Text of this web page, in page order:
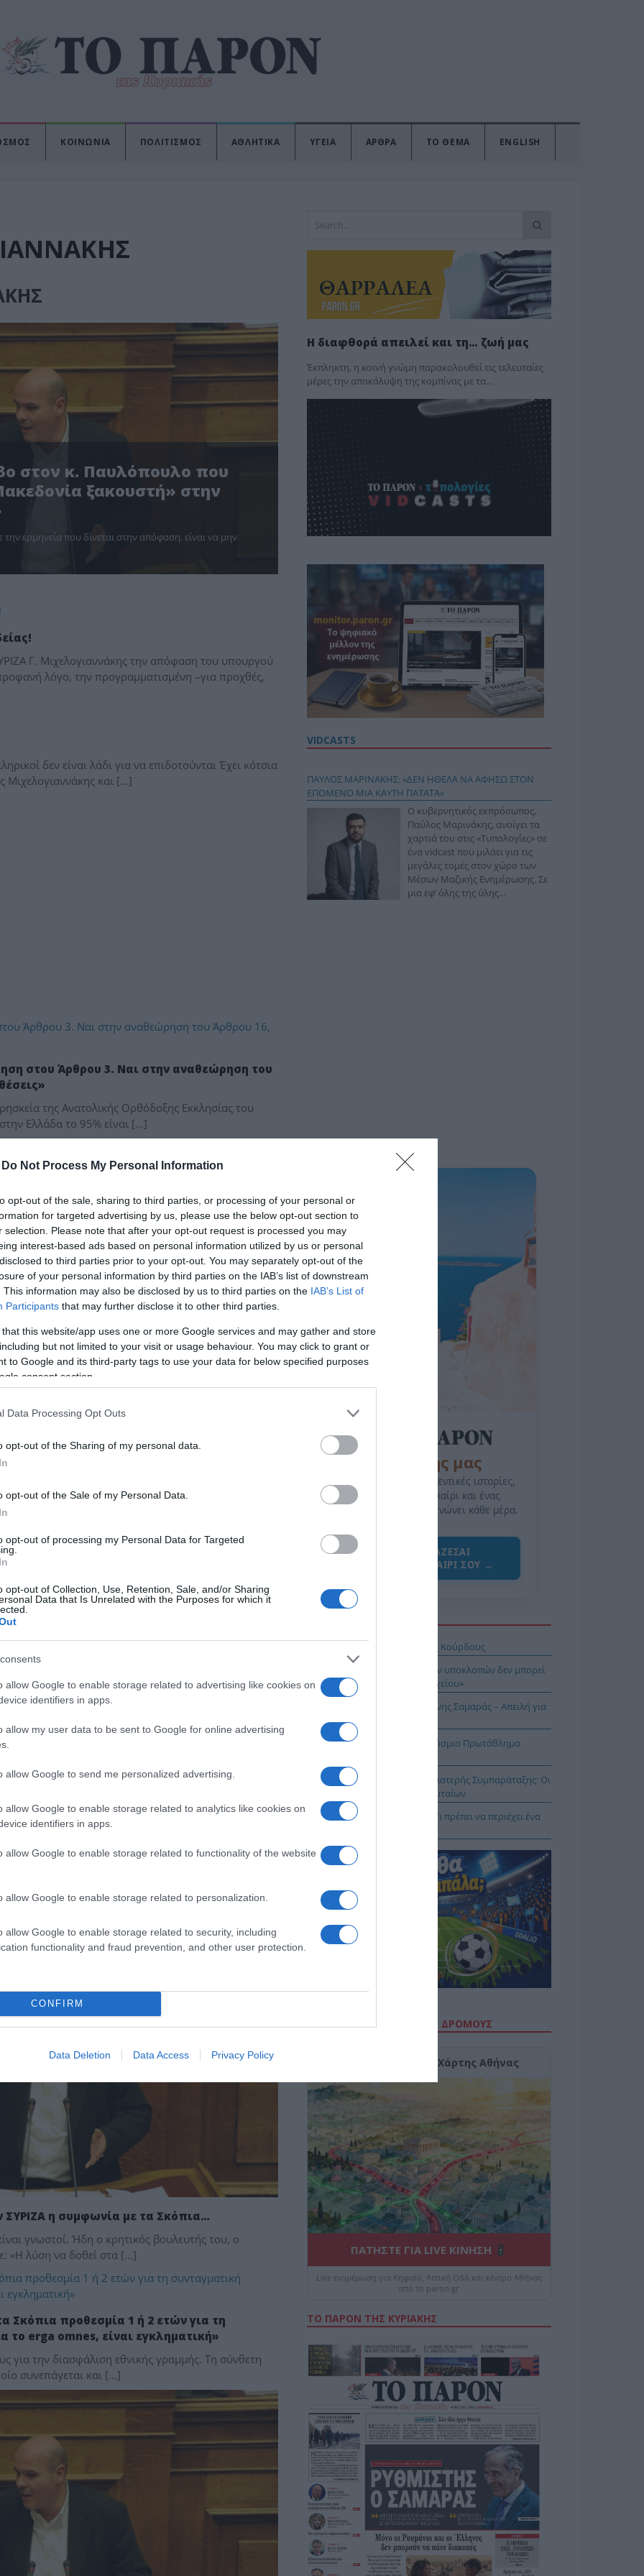
Do Not Process My Personal Information
opt-out of the sale, sharing to third parties, or processing of your personal or
for targeted advertising by us, please use the below opt-out section to
selection. Please note that after your opt-out request is processed you may
interest-based ads based on personal information utilized by us or personal
to third parties prior to your opt-out. You may separately opt-out of the
of your personal information by third parties on the IAB’s list of downstream
This information may also be disclosed by us to third parties on the IAB’s List of
Participants that may further disclose it to other third parties.
that this website/app uses one or more Google services and may gather and store
but not limited to your visit or usage behaviour. You may click to grant or
to Google and its third-party tags to use your data for below specified purposes
consent section.
Data Processing Opt Outs
opt-out of the Sharing of my personal data.
opt-out of the Sale of my Personal Data.
opt-out of processing my Personal Data for Targeted
opt-out of Collection, Use, Retention, Sale, and/or Sharing
Data that Is Unrelated with the Purposes for which it
allow Google to enable storage related to advertising like cookies on
identifiers in apps.
allow my user data to be sent to Google for online advertising
allow Google to send me personalized advertising.
allow Google to enable storage related to analytics like cookies on
identifiers in apps.
allow Google to enable storage related to functionality of the website
allow Google to enable storage related to personalization.
allow Google to enable storage related to security, including
functionality and fraud prevention, and other user protection.
CONFIRM
Data Deletion Data Access Privacy Policy
ΚΟΙΝΩΝΙΑ ΠΟΛΙΤΙΣΜΟΣ ΑΘΛΗΤΙΚΑ ΥΓΕΙΑ ΑΡΘΡΑ ΤΟ ΘΕΜΑ ENGLISH
στον κ. Παυλόπουλο που
ξακουστή» στην
ερμηνεία που δίνεται στην απόφαση, είναι να μην
Γ. Μιχελογιαννάκης την απόφαση του υπουργού
λόγο, την προγραμματισμένη –για προχθές,
δεν είναι λάδι για να επιδοτούνται Έχει κότσια
Μιχελογιαννάκης και […]
στου Άρθρου 3. Ναι στην αναθεώρηση του
της Ανατολικής Ορθόδοξης Εκκλησίας του
Ελλάδα το 95% είναι […]
του Άρθρου 3, Ναι στην αναθεώρηση του
της Ανατολικής Ορθόδοξης Εκκλησίας του
Ελλάδα το 95% είναι […]
η Αλβανία, στις συνομιλίες με την
πλευρά και δεν αποτελεί σε καμία
υπήκοοι που κατοικούσαν στην […]
και στην Κρήτη»
καθυστέρηση. Αφορά 3.053 νησιά, δηλαδή το
εδάφους της χώρας μας. […]
ΣΥΡΙΖΑ η συμφωνία με τα Σκόπια…
γνωστοί. Ήδη ο κρητικός βουλευτής του, ο
«Η λύση να δοθεί στα […]
Σκόπια προθεσμία 1 ή 2 ετών για τη
το erga omnes, είναι εγκληματική»
για την διασφάλιση εθνικής γραμμής. Τη σύνθετη
συνεπάγεται και […]
Η διαφθορά απειλεί και τη… ζωή μας
Έκπληκτη, η κοινή γνώμη παρακολουθεί τις τελευταίες
μέρες την αποκάλυψη της κο­μπίνας με τα…
VIDCASTS
ΠΑΥΛΟΣ ΜΑΡΙΝΑΚΗΣ: «ΔΕΝ ΗΘΕΛΑ ΝΑ ΑΦΗΣΩ ΣΤΟΝ
ΕΠΟΜΕΝΟ ΜΙΑ ΚΑΥΤΗ ΠΑΤΑΤΑ»
Ο κυβερνητικός εκπρόσωπος,
Παύλος Μαρινάκης, ανοίγει τα
χαρτιά του στις «Τυπολογίες» σε
ένα vidcast που μιλάει για τις
μεγάλες τομές στον χώρο των
Μέσων Μαζικής Ενημέρωσης. Σε
μια εφ’ όλης της ύλης
της Ζωής μας
Οι άνθρωποι, οι αυθεντικές ιστορίες,
το ελληνικό καλοκαίρι και ένας
πολιτισμός που μας ενώνει κάθε μέρα.
ΌΣΑ ΧΡΕΙΆΖΕΣΑΙ
ΓΙΑ ΤΟ ΚΑΛΟΚΑΊΡΙ ΣΟΥ →
Το σχέδιο του Ισραήλ για τους Κούρδους
Ε. Λιακούλη: «Το σκάνδαλο των υποκλοπών δεν μπορεί
να μείνει στο σκοτάδι ενός αρχείου»
ΤΟ ΠΑΡΟΝ: Ρυθμιστής ο Αντώνης Σαμαράς – Απειλή για
Ιππασία – Η Ελλάδα στο Παγκόσμιο Πρωτάθλημα
Ανακοίνωση της Ελληνικής Αριστερής Συμπαράταξης: Οι
«άριστοι» τελευταίοι των τελευταίων
Ελληνικός Ερυθρός Σταυρός: Τι πρέπει να περιέχει ένα
ΔΕΙΤΕ ΤΗΝ ΚΙΝΗΣΗ ΣΤΟΥΣ ΔΡΌΜΟΥΣ
Κίνηση Τώρα: Live Χάρτης Αθήνας
ΠΑΤΗΣΤΕ ΓΙΑ LIVE ΚΙΝΗΣΗ
Live ενημέρωση για Κηφισό, Αττική Οδό και κέντρο Αθήνας
από το paron.gr
ΤΟ ΠΑΡΟΝ ΤΗΣ ΚΥΡΙΑΚΗΣ